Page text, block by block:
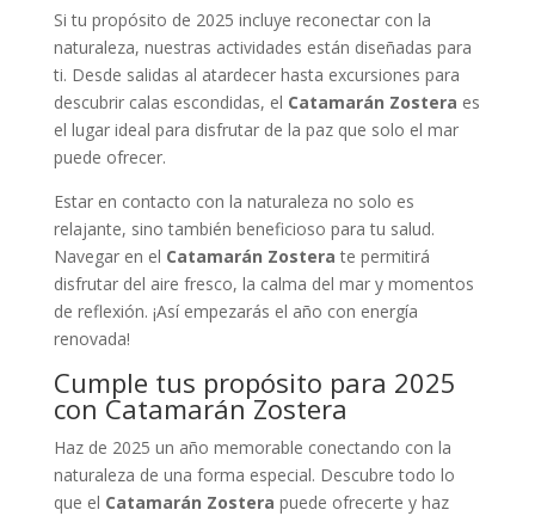
Si tu propósito de 2025 incluye reconectar con la
naturaleza, nuestras actividades están diseñadas para
ti. Desde salidas al atardecer hasta excursiones para
descubrir calas escondidas, el Catamarán Zostera es
el lugar ideal para disfrutar de la paz que solo el mar
puede ofrecer.
Estar en contacto con la naturaleza no solo es
relajante, sino también beneficioso para tu salud.
Navegar en el Catamarán Zostera te permitirá
disfrutar del aire fresco, la calma del mar y momentos
de reflexión. ¡Así empezarás el año con energía
renovada!
Cumple tus propósito para 2025
con Catamarán Zostera
Haz de 2025 un año memorable conectando con la
naturaleza de una forma especial. Descubre todo lo
que el Catamarán Zostera puede ofrecerte y haz